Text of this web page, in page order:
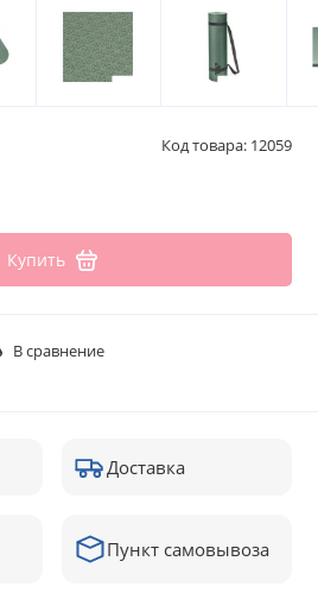
Код товара: 12059
Купить
В сравнение
Доставка
Пункт самовывоза